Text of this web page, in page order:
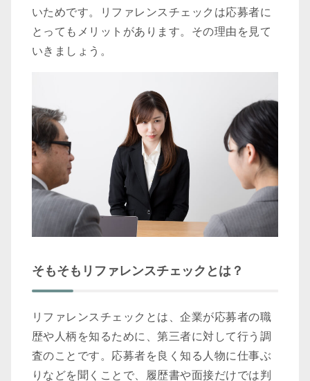
いためです。リファレンスチェックは応募者に
とってもメリットがあります。その理由を見て
いきましょう。
そもそもリファレンスチェックとは？
リファレンスチェックとは、企業が応募者の職
歴や人柄を知るために、第三者に対して行う調
査のことです。応募者を良く知る人物に仕事ぶ
りなどを聞くことで、履歴書や面接だけでは判